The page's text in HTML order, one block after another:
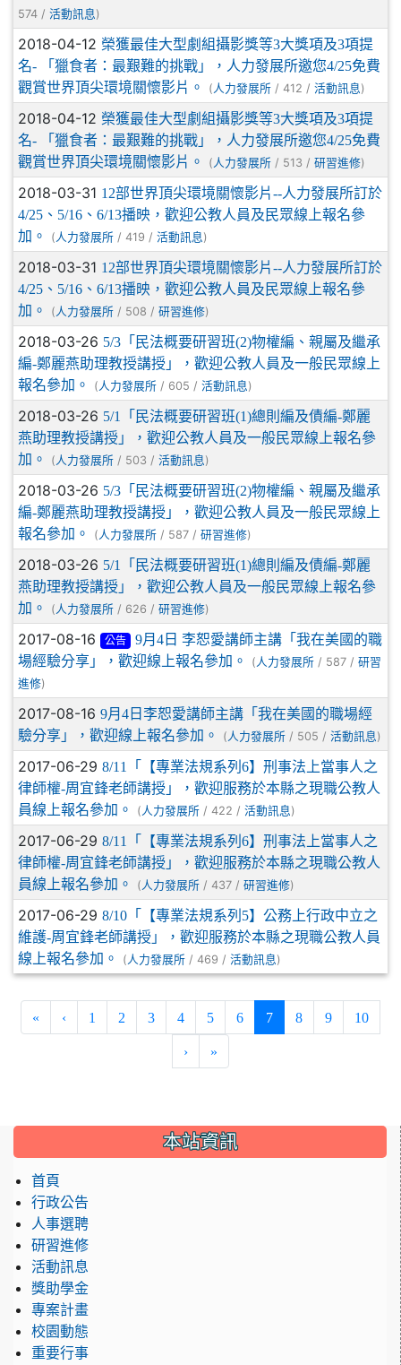
574 / 活動訊息 )
2018-04-12 榮獲最佳大型劇組攝影獎等3大獎項及3項提
名- 「獵食者：最艱難的挑戰」，人力發展所邀您4/25免費
觀賞世界頂尖環境關懷影片。
( 人力發展所 / 412 / 活動訊息 )
2018-04-12 榮獲最佳大型劇組攝影獎等3大獎項及3項提
名- 「獵食者：最艱難的挑戰」，人力發展所邀您4/25免費
觀賞世界頂尖環境關懷影片。
( 人力發展所 / 513 / 研習進修)
2018-03-31 12部世界頂尖環境關懷影片--人力發展所訂於
4/25、5/16、6/13播映，歡迎公教人員及民眾線上報名參
加。
( 人力發展所 / 419 / 活動訊息 )
2018-03-31 12部世界頂尖環境關懷影片--人力發展所訂於
4/25、5/16、6/13播映，歡迎公教人員及民眾線上報名參
加。
( 人力發展所 / 508 / 研習進修)
2018-03-26 5/3「民法概要研習班(2)物權編、親屬及繼承
編-鄭麗燕助理教授講授」，歡迎公教人員及一般民眾線上
報名參加。
( 人力發展所 / 605 / 活動訊息 )
2018-03-26 5/1「民法概要研習班(1)總則編及債編-鄭麗
燕助理教授講授」，歡迎公教人員及一般民眾線上報名參
加。
( 人力發展所 / 503 / 活動訊息 )
2018-03-26 5/3「民法概要研習班(2)物權編、親屬及繼承
編-鄭麗燕助理教授講授」，歡迎公教人員及一般民眾線上
報名參加。
( 人力發展所 / 587 / 研習進修)
2018-03-26 5/1「民法概要研習班(1)總則編及債編-鄭麗
燕助理教授講授」，歡迎公教人員及一般民眾線上報名參
加。
( 人力發展所 / 626 / 研習進修)
2017-08-16 公告
9月4日 李恕愛講師主講「我在美國的職
場經驗分享」，歡迎線上報名參加。
( 人力發展所 / 587 / 研習
進修)
2017-08-16 9月4日李恕愛講師主講「我在美國的職場經
驗分享」，歡迎線上報名參加。
( 人力發展所 / 505 / 活動訊息 )
2017-06-29 8/11「【專業法規系列6】刑事法上當事人之
律師權-周宜鋒老師講授」，歡迎服務於本縣之現職公教人
員線上報名參加。
( 人力發展所 / 422 / 活動訊息 )
2017-06-29 8/11「【專業法規系列6】刑事法上當事人之
律師權-周宜鋒老師講授」，歡迎服務於本縣之現職公教人
員線上報名參加。
( 人力發展所 / 437 / 研習進修)
2017-06-29 8/10「【專業法規系列5】公務上行政中立之
維護-周宜鋒老師講授」，歡迎服務於本縣之現職公教人員
線上報名參加。
( 人力發展所 / 469 / 活動訊息 )
« ‹ 1 2 3 4 5 6 7(current)
8 9 10
› »
::: 本站資訊
首頁
行政公告
人事選聘
研習進修
活動訊息
獎助學金
專案計畫
校園動態
重要行事